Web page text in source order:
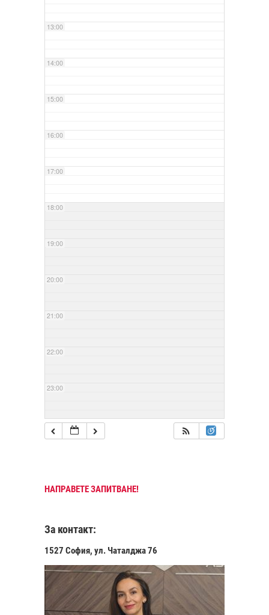
13:00
14:00
15:00
16:00
17:00
18:00
19:00
20:00
21:00
22:00
23:00
НАПРАВЕТЕ ЗАПИТВАНЕ!
За контакт:
1527 София, ул. Чаталджа 76